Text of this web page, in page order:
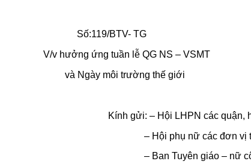
Số:119/BTV-
V/v hưởng ứng tuần lễ QG NS – VSMT
và Ngày môi trường thế giới
Kính gửi: – Hội LHPN các quận,
– Hội phụ nữ các đơn vị trực
– Ban Tuyên giáo – nữ công